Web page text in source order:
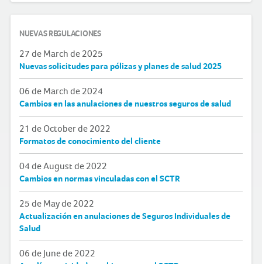
NUEVAS REGULACIONES
27 de March de 2025
Nuevas solicitudes para pólizas y planes de salud 2025
06 de March de 2024
Cambios en las anulaciones de nuestros seguros de salud
21 de October de 2022
Formatos de conocimiento del cliente
04 de August de 2022
Cambios en normas vinculadas con el SCTR
25 de May de 2022
Actualización en anulaciones de Seguros Individuales de
Salud
06 de June de 2022